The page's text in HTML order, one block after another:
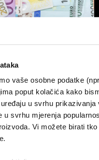
vaše osobne podatke
poput kolačića kako
u svrhu prikazivanja
u svrhu mjerenja
Vi možete birati tko
izdaje